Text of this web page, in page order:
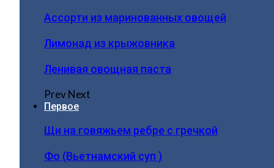
Ассорти из маринованных овощей
Лимонад из крыжовника
Ленивая овощная паста
PrevNext
Первое
Щи на говяжьем ребре с гречкой
Фо (Вьетнамский суп )